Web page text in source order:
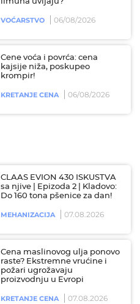
limuna uvijaju?
VOĆARSTVO 06/08/2026
Cene voća i povrća: cena
kajsije niža, poskupeo
krompir!
KRETANJE CENA 06/08/2026
CLAAS EVION 430 ISKUSTVA
sa njive | Epizoda 2 | Kladovo:
Do 160 tona pšenice za dan!
MEHANIZACIJA 07.08.2026
Cena maslinovog ulja ponovo
raste? Ekstremne vrućine i
požari ugrožavaju
proizvodnju u Evropi
KRETANJE CENA 07.08.2026